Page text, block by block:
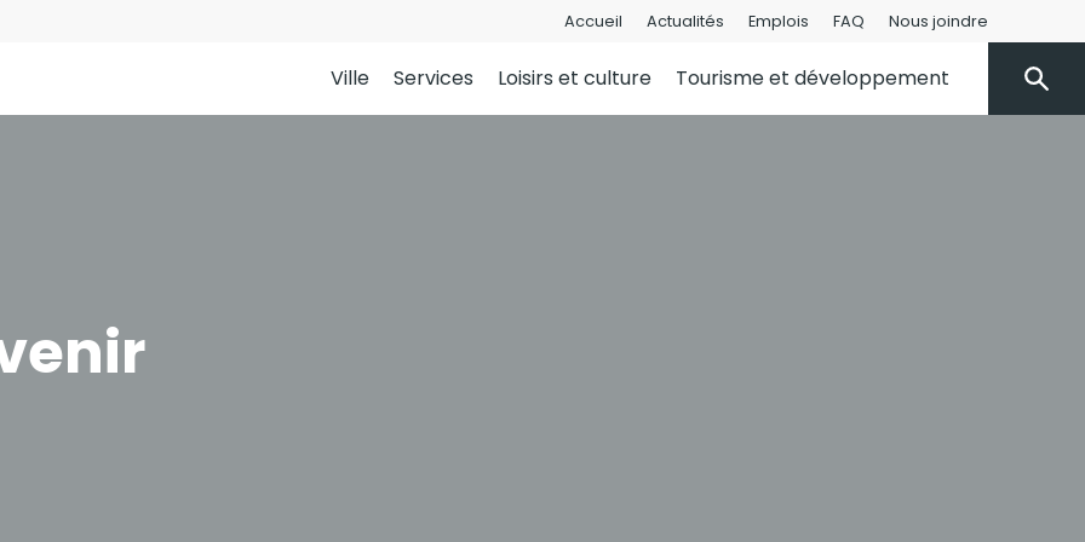
Accueil Actualités Emplois FAQ Nous joindre
Ville Services Loisirs et culture Tourisme et développement